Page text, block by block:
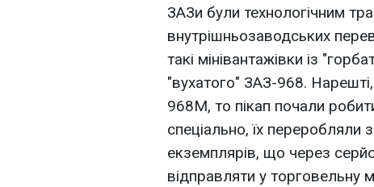
ЗАЗи були технологічним
внутрішньозаводських
такі мінівантажівки із
"вухатого" ЗАЗ-968.
968М, то пікап почали
спеціально, їх переробляли
екземплярів, що через
відправляти у торговельну